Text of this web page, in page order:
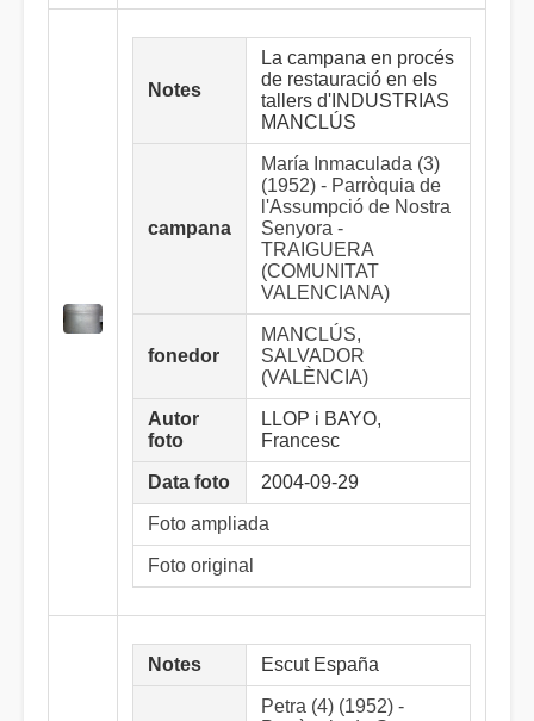
Notes
La campana en procés
de restauració en els
tallers d'INDUSTRIAS
MANCLÚS
campana
María Inmaculada (3)
(1952) - Parròquia de
l'Assumpció de Nostra
Senyora -
TRAIGUERA
(COMUNITAT
VALENCIANA)
fonedor
MANCLÚS,
SALVADOR
(VALÈNCIA)
Autor
foto
LLOP i BAYO,
Francesc
Data foto 2004-09-29
Foto ampliada
Foto original
Notes Escut España
Petra (4) (1952) -